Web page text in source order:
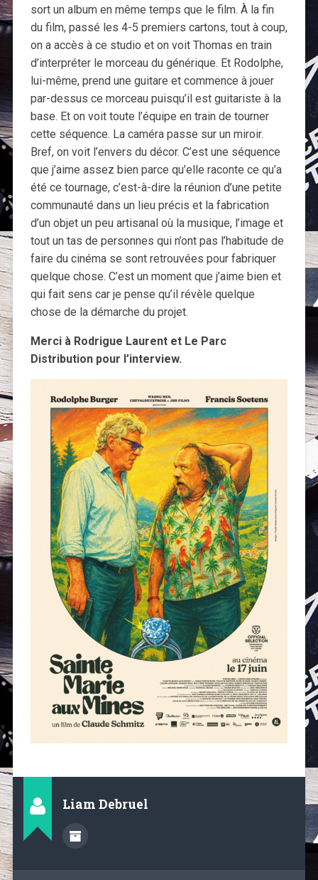
sort un album en même temps que le film. À la fin
du film, passé les 4-5 premiers cartons, tout à coup,
on a accès à ce studio et on voit Thomas en train
d’interpréter le morceau du générique. Et Rodolphe,
lui-même, prend une guitare et commence à jouer
par-dessus ce morceau puisqu’il est guitariste à la
base. Et on voit toute l’équipe en train de tourner
cette séquence. La caméra passe sur un miroir.
Bref, on voit l’envers du décor. C’est une séquence
que j’aime assez bien parce qu’elle raconte ce qu’a
été ce tournage, c’est-à-dire la réunion d’une petite
communauté dans un lieu précis et la fabrication
d’un objet un peu artisanal où la musique, l’image et
tout un tas de personnes qui n’ont pas l’habitude de
faire du cinéma se sont retrouvées pour fabriquer
quelque chose. C’est un moment que j’aime bien et
qui fait sens car je pense qu’il révèle quelque
chose de la démarche du projet.
Merci à Rodrigue Laurent et Le Parc
Distribution pour l’interview.
Liam Debruel